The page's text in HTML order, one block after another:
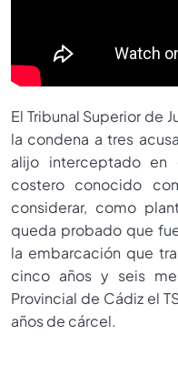
El Tribunal Superior de
la condena a tres
alijo interceptado
costero conocido
considerar, como
queda probado que
la embarcación que
cinco años y seis
Provincial de Cádiz el
años de cárcel.